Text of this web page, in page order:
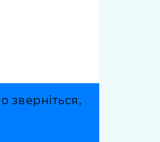
зверніться,